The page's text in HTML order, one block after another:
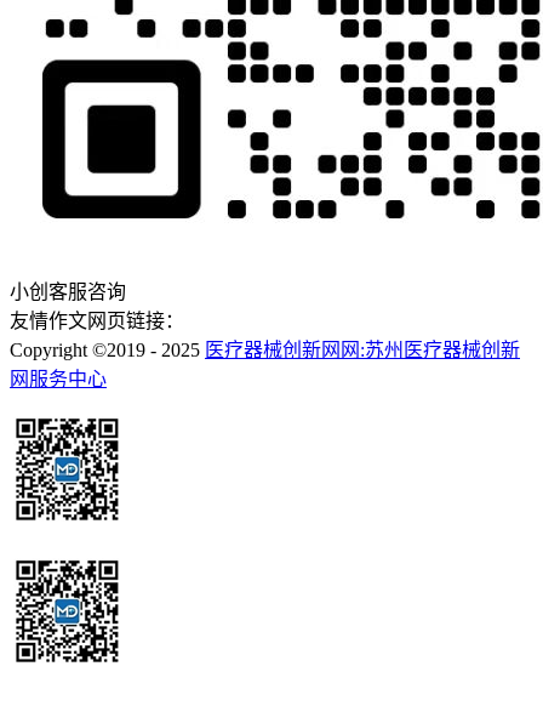
小创客服咨询
友情作文网页链接：
Copyright ©2019 - 2025 医疗器械创新网网:苏州医疗器械创新
网服务中心